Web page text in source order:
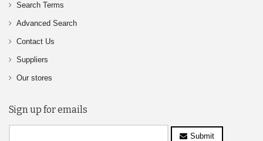
Search Terms
Advanced Search
Contact Us
Suppliers
Our stores
Sign up for emails
Submit